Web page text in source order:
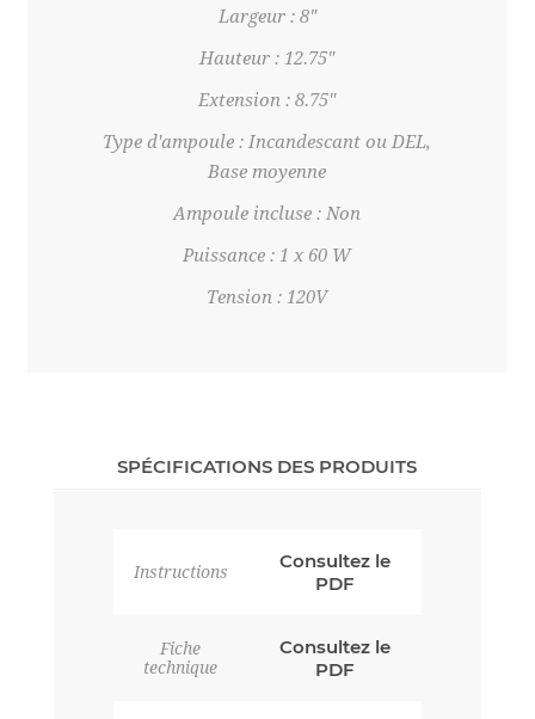
Largeur : 8"
Hauteur : 12.75"
Extension : 8.75"
Type d'ampoule : Incandescant ou DEL,
Base moyenne
Ampoule incluse : Non
Puissance : 1 x 60 W
Tension : 120V
SPÉCIFICATIONS DES PRODUITS
Instructions
Consultez le
PDF
Fiche
technique
Consultez le
PDF